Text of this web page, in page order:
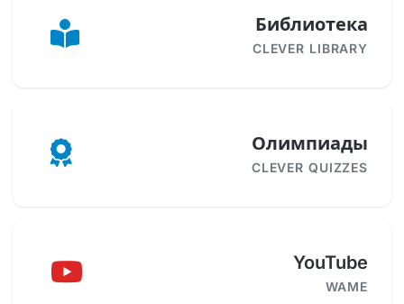
Библиотека
CLEVER LIBRARY
Олимпиады
CLEVER QUIZZES
YouTube
WAME